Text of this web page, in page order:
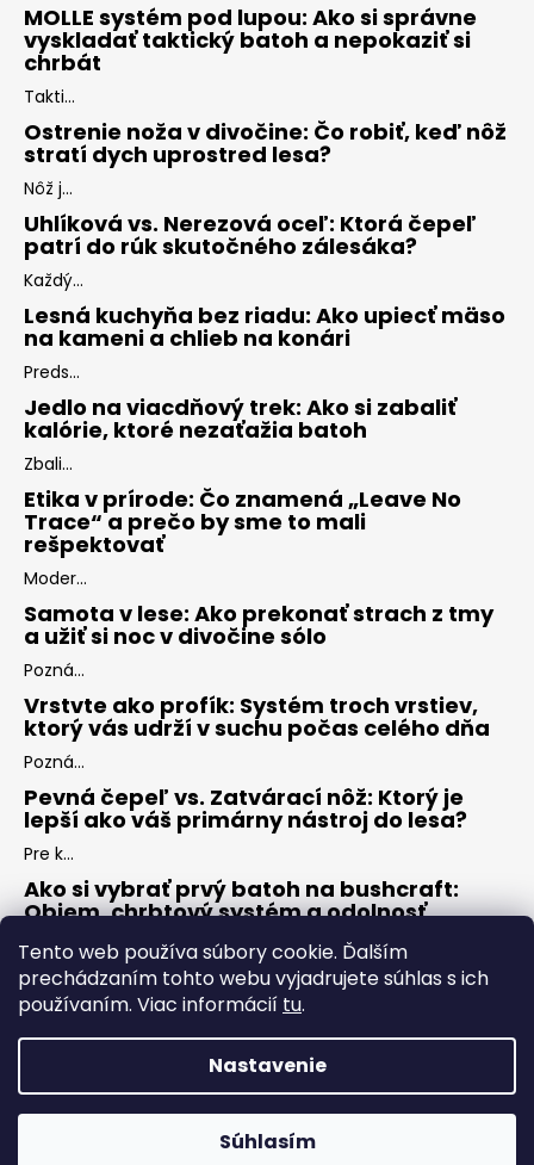
Tento web používa súbory cookie. Ďalším
prechádzaním tohto webu vyjadrujete súhlas s ich
používaním. Viac informácií tu.
Nastavenie
Súhlasím
MOLLE systém pod lupou: Ako si správne
vyskladať taktický batoh a nepokaziť si
chrbát
Takti...
Ostrenie noža v divočine: Čo robiť, keď nôž
stratí dych uprostred lesa?
Nôž j...
Uhlíková vs. Nerezová oceľ: Ktorá čepeľ
patrí do rúk skutočného zálesáka?
Každý...
Lesná kuchyňa bez riadu: Ako upiecť mäso
na kameni a chlieb na konári
Preds...
Jedlo na viacdňový trek: Ako si zabaliť
kalórie, ktoré nezaťažia batoh
Zbali...
Etika v prírode: Čo znamená „Leave No
Trace“ a prečo by sme to mali
rešpektovať
Moder...
Samota v lese: Ako prekonať strach z tmy
a užiť si noc v divočine sólo
Pozná...
Vrstvte ako profík: Systém troch vrstiev,
ktorý vás udrží v suchu počas celého dňa
Pozná...
Pevná čepeľ vs. Zatvárací nôž: Ktorý je
lepší ako váš primárny nástroj do lesa?
Pre k...
Ako si vybrať prvý batoh na bushcraft:
Objem, chrbtový systém a odolnosť
Keď s...
ARCHÍV
Copyright 2026ZÁLESÁK. Všetky práva vyhradené.Upraviť
nastavenie cookies